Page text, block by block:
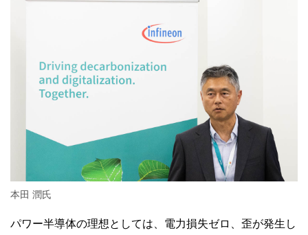
本田 潤氏
パワー半導体の理想としては、電力損失ゼロ、歪が発生し